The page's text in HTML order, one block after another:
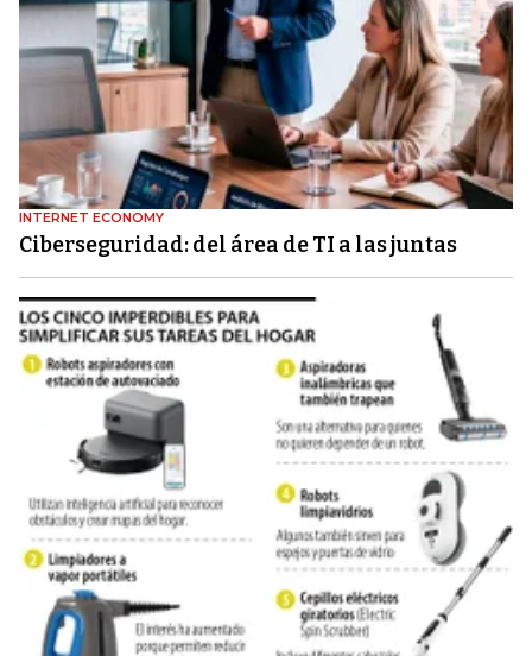
INTERNET ECONOMY
Ciberseguridad: del área de TI a las juntas